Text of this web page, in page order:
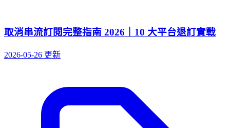
取消串流訂閱完整指南 2026｜10 大平台退訂實戰
2026-05-26 更新